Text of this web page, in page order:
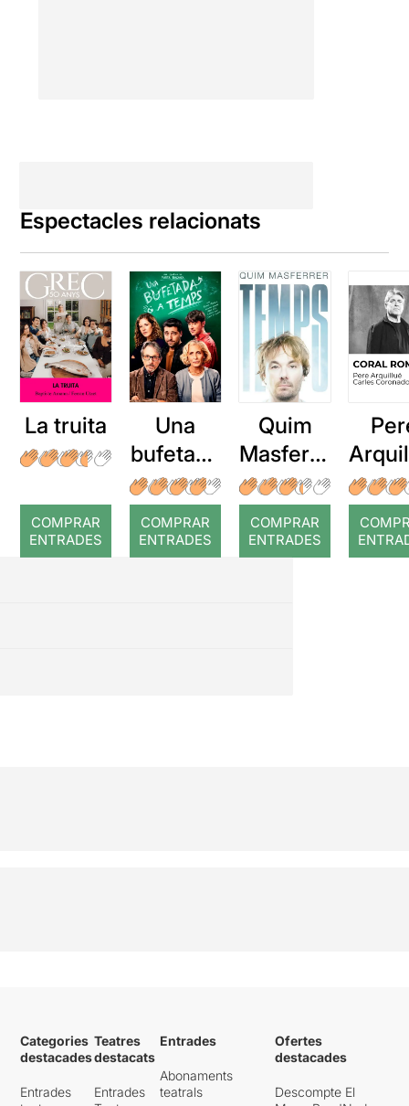
Espectacles relacionats
La truita
COMPRAR
ENTRADES
Una
bufetada
a temps
COMPRAR
ENTRADES
Quim
Masferre
r: Temps
COMPRAR
ENTRADES
:
Categories
destacades
Entrades
Teatres
destacats
Entrades
Entrades
Abonaments
teatrals
Ofertes
destacades
Descompte El